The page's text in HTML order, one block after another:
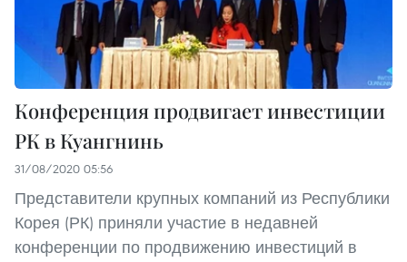
Конференция продвигает инвестиции
РК в Куангнинь
31/08/2020 05:56
Представители крупных компаний из Республики
Корея (РК) приняли участие в недавней
конференции по продвижению инвестиций в